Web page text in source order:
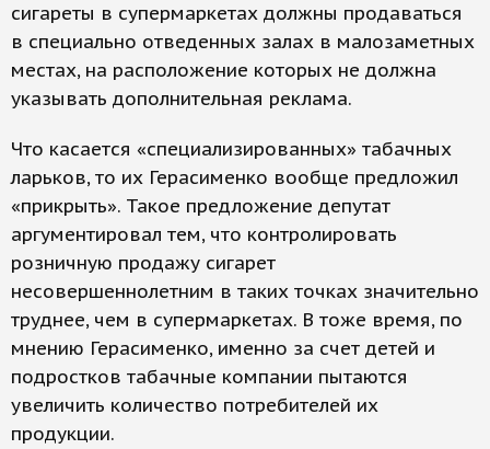
сигареты в супермаркетах должны продаваться
в специально отведенных залах в малозаметных
местах, на расположение которых не должна
указывать дополнительная реклама.
Что касается «специализированных» табачных
ларьков, то их Герасименко вообще предложил
«прикрыть». Такое предложение депутат
аргументировал тем, что контролировать
розничную продажу сигарет
несовершеннолетним в таких точках значительно
труднее, чем в супермаркетах. В тоже время, по
мнению Герасименко, именно за счет детей и
подростков табачные компании пытаются
увеличить количество потребителей их
продукции.